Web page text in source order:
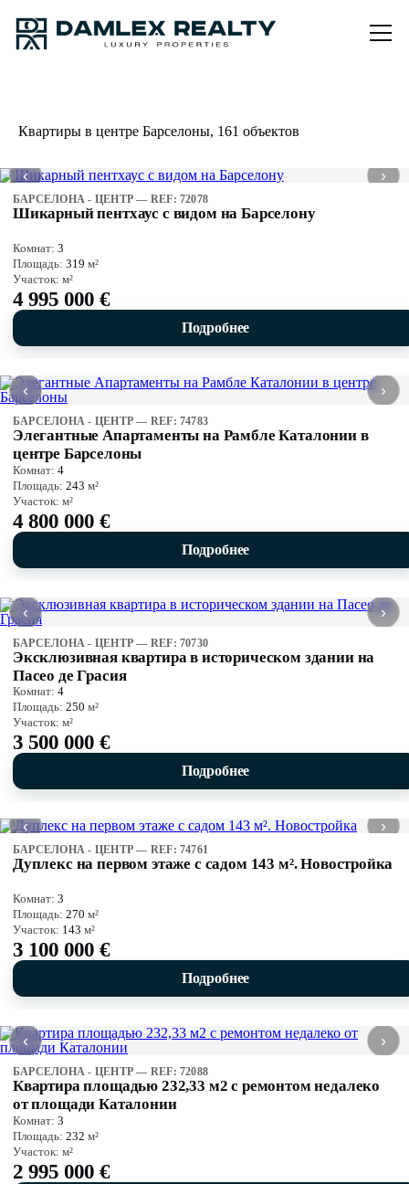
Квартиры в центре Барселоны, 161 объектов
‹ ›
БАРСЕЛОНА - ЦЕНТР — REF: 72078
Шикарный пентхаус с видом на Барселону
Комнат: 3
Площадь: 319 м²
Участок: м²
4 995 000 €
Подробнее
‹ ›
БАРСЕЛОНА - ЦЕНТР — REF: 74783
Элегантные Апартаменты на Рамбле Каталонии в
центре Барселоны
Комнат: 4
Площадь: 243 м²
Участок: м²
4 800 000 €
Подробнее
‹ ›
БАРСЕЛОНА - ЦЕНТР — REF: 70730
Эксклюзивная квартира в историческом здании на
Пасео де Грасия
Комнат: 4
Площадь: 250 м²
Участок: м²
3 500 000 €
Подробнее
‹ ›
БАРСЕЛОНА - ЦЕНТР — REF: 74761
Дуплекс на первом этаже с садом 143 м². Новостройка
Комнат: 3
Площадь: 270 м²
Участок: 143 м²
3 100 000 €
Подробнее
‹ ›
БАРСЕЛОНА - ЦЕНТР — REF: 72088
Квартира площадью 232,33 м2 с ремонтом недалеко
от площади Каталонии
Комнат: 3
Площадь: 232 м²
Участок: м²
2 995 000 €